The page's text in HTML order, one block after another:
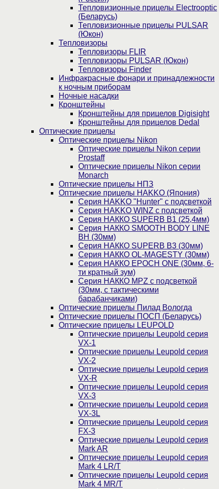
Тепловизионные прицелы Electrooptic
(Беларусь)
Тепловизионные прицелы PULSAR
(Юкон)
Тепловизоры
Тепловизоры FLIR
Тепловизоры PULSAR (Юкон)
Тепловизоры Finder
Инфракрасные фонари и принадлежности
к ночным приборам
Ночные насадки
Кронштейны
Кронштейны для прицелов Digisight
Кронштейны для прицелов Dedal
Оптические прицелы
Оптические прицелы Nikon
Оптические прицелы Nikon серии
Prostaff
Оптические прицелы Nikon серии
Monarch
Оптические прицелы НПЗ
Оптические прицелы HAKKO (Япония)
Cерия HAKKO "Hunter" с подсветкой
Серия НAKKO WINZ с подсветкой
Серия НАККО SUPERB B1 (25,4мм)
Серия НАККО SMOOTH BODY LINE
BH (30мм)
Серия НАККО SUPERB B3 (30мм)
Серия НАККО OL-MAGESTY (30мм)
Серия НАККО EPOCH ONE (30мм, 6-
ти кратный зум)
Серия НАККО MPZ с подсветкой
(30мм, c тактическими
барабанчиками)
Оптические прицелы Пилад Вологда
Оптические прицелы ПОСП (Беларусь)
Оптические прицелы LEUPOLD
Оптические прицелы Leupold серия
VX-1
Оптические прицелы Leupold серия
VX-2
Оптические прицелы Leupold серия
VX-R
Оптические прицелы Leupold серия
VX-3
Оптические прицелы Leupold серия
VX-3L
Оптические прицелы Leupold серия
FX-3
Оптические прицелы Leupold серия
Mark AR
Оптические прицелы Leupold серия
Mark 4 LR/T
Оптические прицелы Leupold серия
Mark 4 MR/T